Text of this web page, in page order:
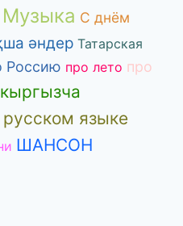
Музыка С днём
әндер Татарская
Россию про лето про
языке
ШАНСОН